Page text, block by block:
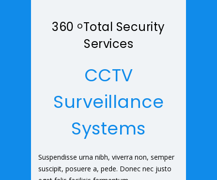
360 oTotal Security
Services
CCTV
Surveillance
Systems
Suspendisse urna nibh, viverra non, semper
suscipit, posuere a, pede. Donec nec justo